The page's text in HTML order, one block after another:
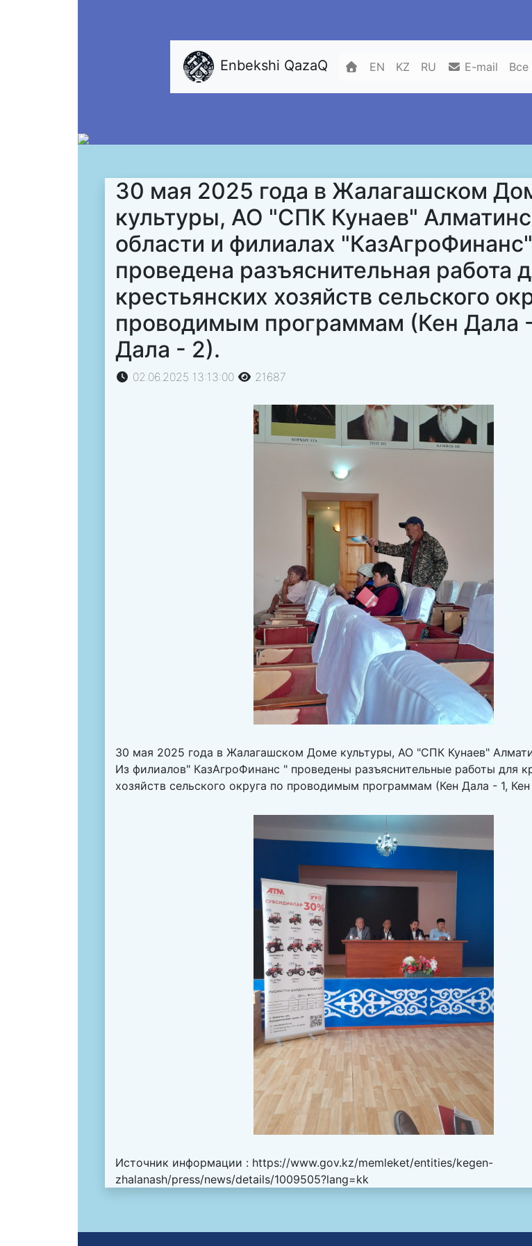
Enbekshi QazaQ EN KZ RU E-mail Все
30 мая 2025 года в Жалагашском
культуры, АО "СПК Кунаев"
области и филиалах "КазАгроФинанс"
проведена разъяснительная работа
крестьянских хозяйств сельского
проводимым программам (Кен Дала
Дала - 2).
02.06.2025 13:13:00 21687
30 мая 2025 года в Жалагашском Доме культуры, АО "СПК Кунаев"
Из филиалов" КазАгроФинанс " проведены разъяснительные работы для
хозяйств сельского округа по проводимым программам (Кен Дала - 1,
Источник информации : https://www.gov.kz/memleket/entities/kegen-
zhalanash/press/news/details/1009505?lang=kk